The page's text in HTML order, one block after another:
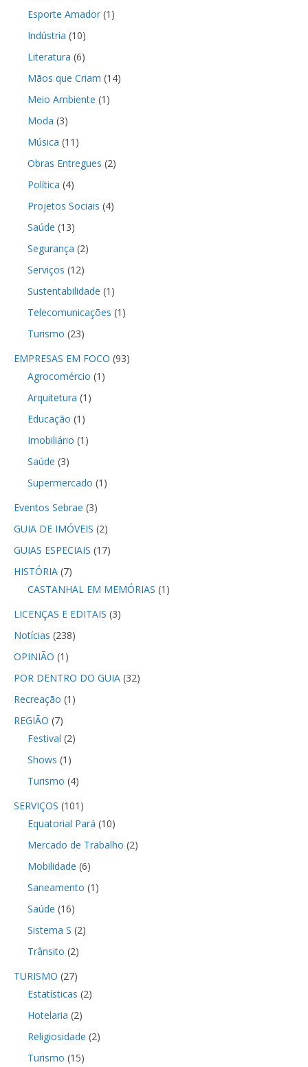
Esporte Amador(1)
Indústria (10)
Literatura (6)
Mãos que Criam (14)
Meio Ambiente (1)
Moda (3)
Música (11)
Obras Entregues (2)
Política (4)
Projetos Sociais (4)
Saúde (13)
Segurança (2)
Serviços (12)
Sustentabilidade (1)
Telecomunicações (1)
Turismo (23)
EMPRESAS EM FOCO (93)
Agrocomércio (1)
Arquitetura (1)
Educação (1)
Imobiliário (1)
Saúde (3)
Supermercado (1)
Eventos Sebrae (3)
GUIA DE IMÓVEIS (2)
GUIAS ESPECIAIS (17)
HISTÓRIA(7)
CASTANHAL EM MEMÓRIAS (1)
LICENÇAS E EDITAIS (3)
Notícias (238)
OPINIÃO (1)
POR DENTRO DO GUIA(32)
Recreação (1)
REGIÃO (7)
Festival (2)
Shows (1)
Turismo (4)
SERVIÇOS (101)
Equatorial Pará (10)
Mercado de Trabalho (2)
Mobilidade (6)
Saneamento (1)
Saúde (16)
Sistema S (2)
Trânsito (2)
TURISMO (27)
Estatísticas (2)
Hotelaria (2)
Religiosidade (2)
Turismo (15)